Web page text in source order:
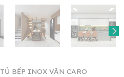
TỦ BẾP INOX VÂN CARO